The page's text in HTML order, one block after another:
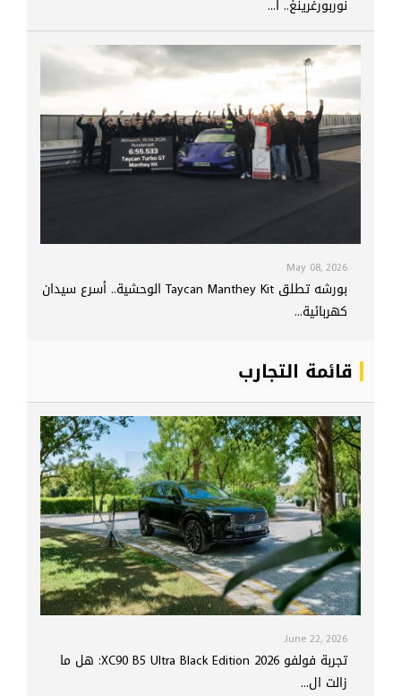
نوربورغرينغ.. ا...
May 08, 2026
بورشه تطلق Taycan Manthey Kit الوحشية.. أسرع سيدان
كهربائية...
قائمة التجارب
June 22, 2026
تجربة فولفو XC90 B5 Ultra Black Edition 2026: هل ما
زالت ال...